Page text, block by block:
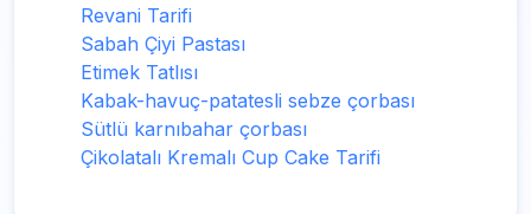
Revani Tarifi
Sabah Çiyi Pastası
Etimek Tatlısı
Kabak-havuç-patatesli sebze çorbası
Sütlü karnıbahar çorbası
Çikolatalı Kremalı Cup Cake Tarifi